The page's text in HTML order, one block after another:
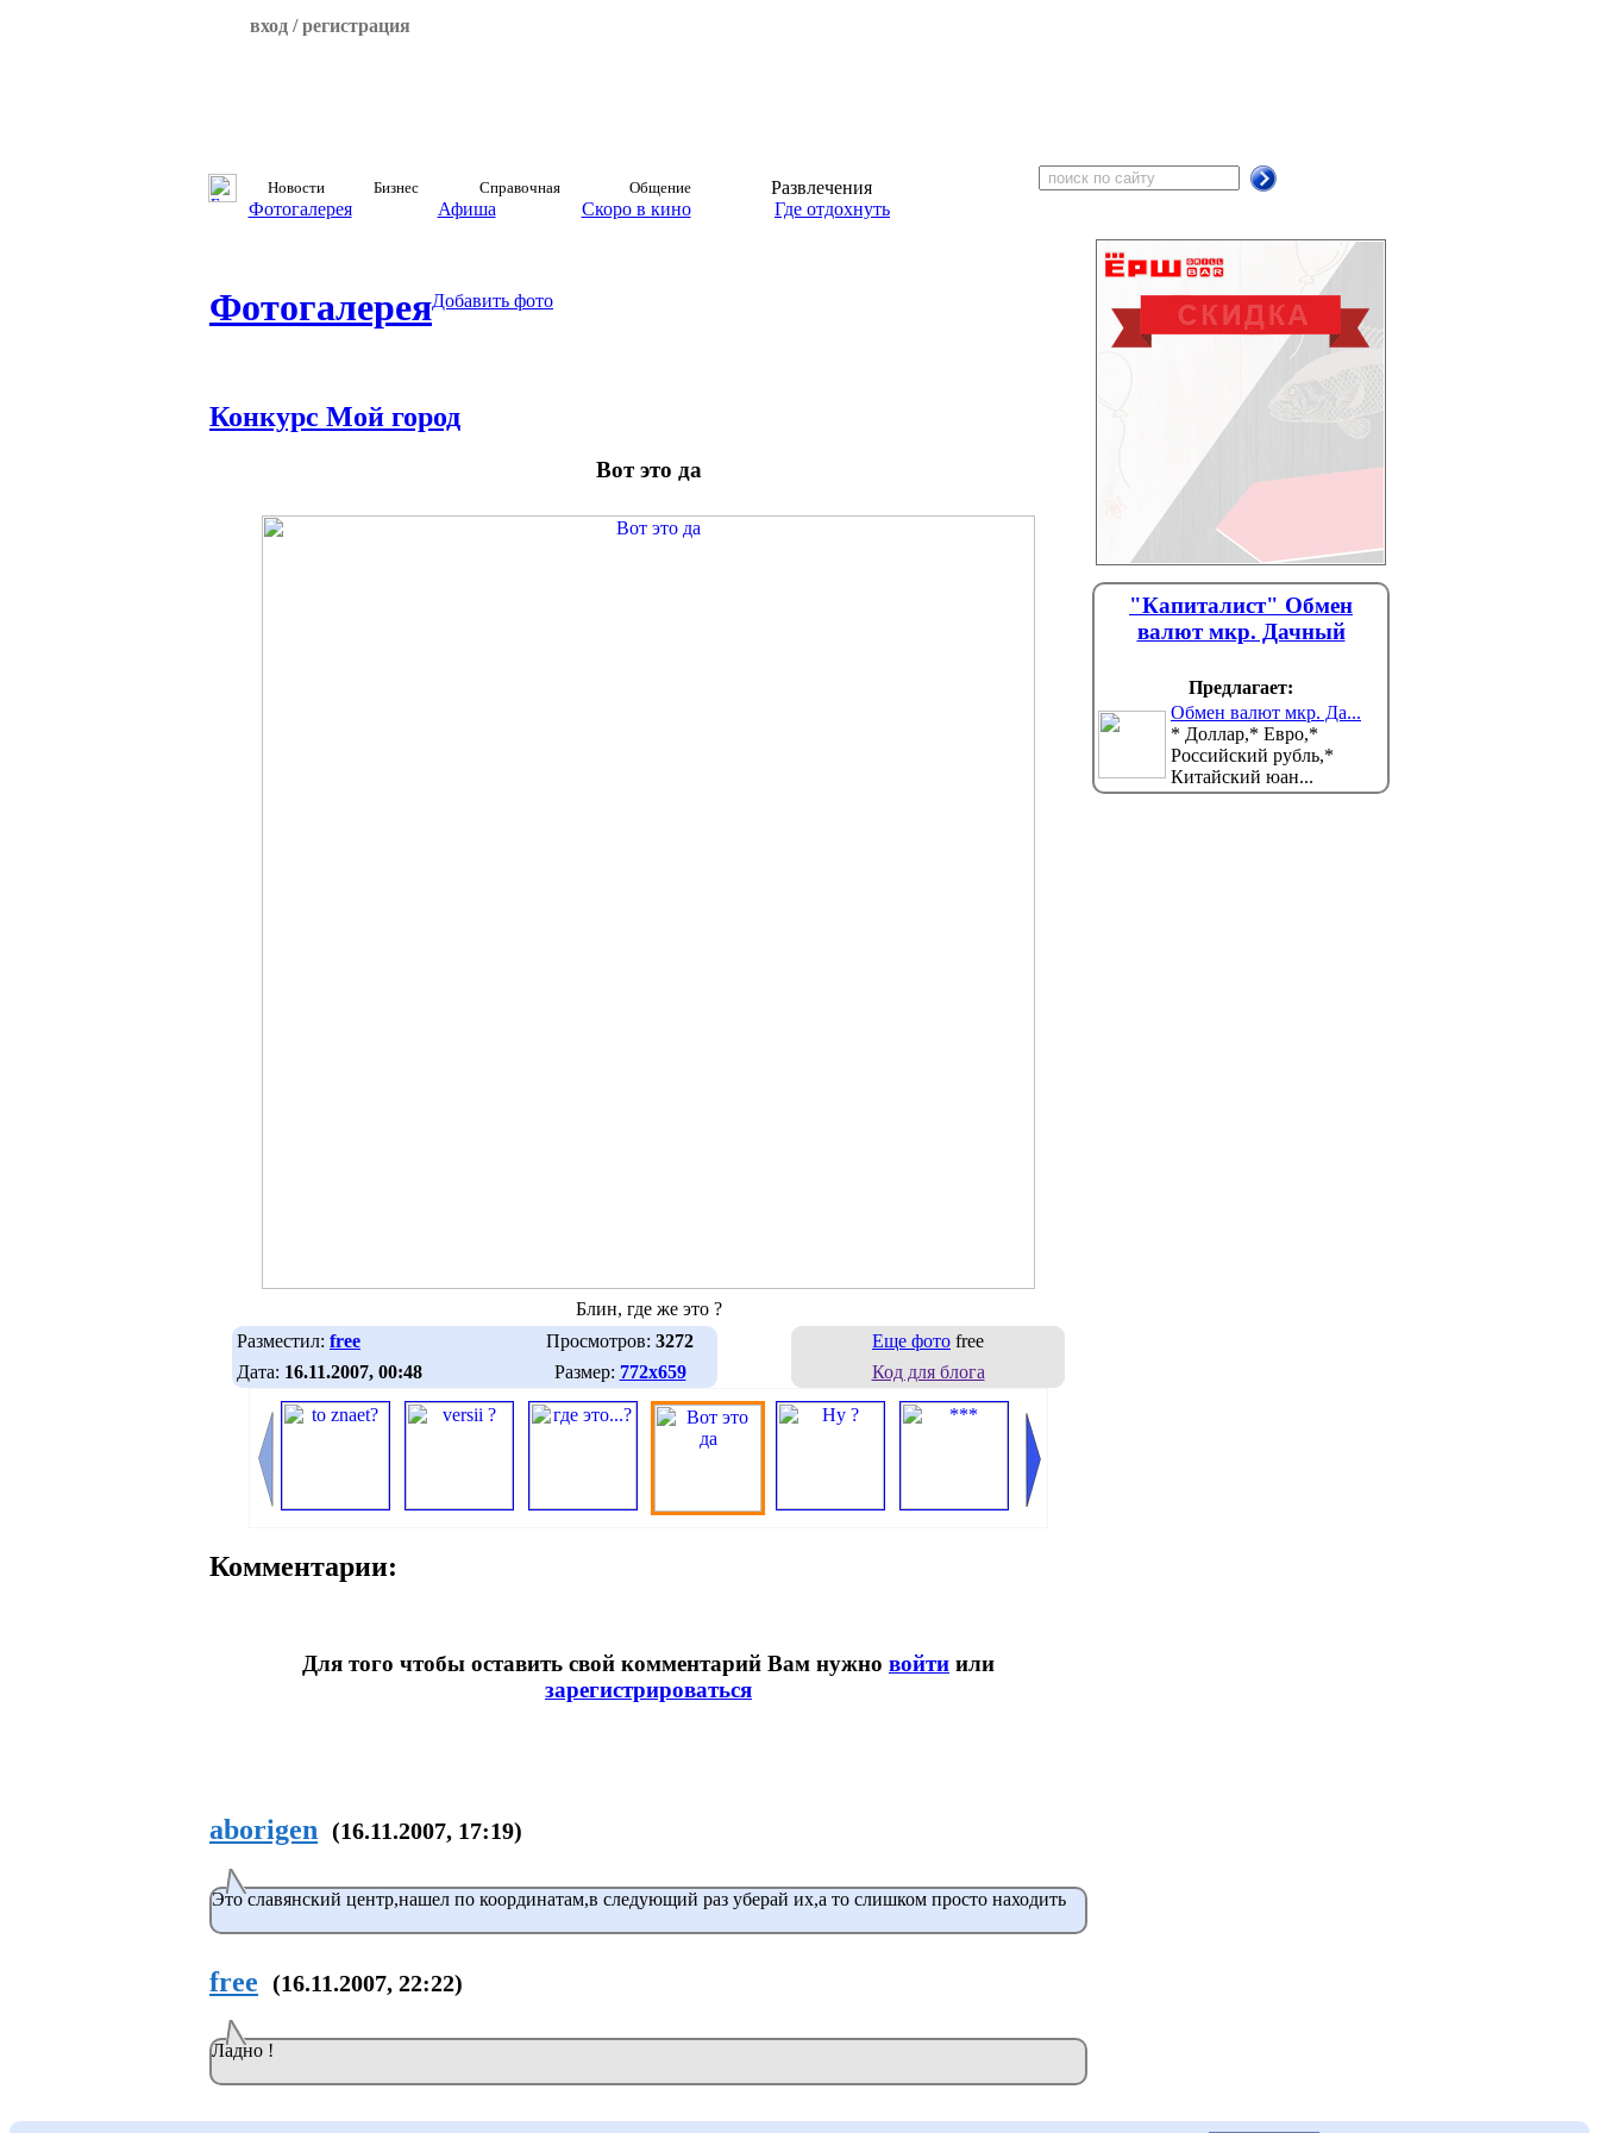
вход / регистрация
Новости Бизнес Справочная Общение
Развлечения
Фотогалерея
Афиша Скоро в кино Где отдохнуть
ФотогалереяДобавить фото
Конкурс Мой город
Вот это да
Блин, где же это ?
Разместил: free Просмотров: 3272
Дата: 16.11.2007, 00:48 Размер: 772х659
Еще фото free
Код для блога
Комментарии:
Для того чтобы оставить свой комментарий Вам нужно войти или
зарегистрироваться
aborigen (16.11.2007, 17:19)
Это славянский центр,нашел по координатам,в следующий раз уберай их,а то слишком просто находить
free (16.11.2007, 22:22)
Ладно !
"Капиталист" Обмен
валют мкр. Дачный
Предлагает:
Обмен валют мкр. Да...
* Доллар,* Евро,*
Российский рубль,*
Китайский юан...